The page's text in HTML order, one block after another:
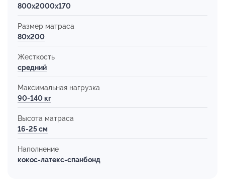
800x2000x170
Размер матраса
80х200
Жесткость
средний
Максимальная нагрузка
90-140 кг
Высота матраса
16-25 см
Наполнение
кокос-латекс-спанбонд